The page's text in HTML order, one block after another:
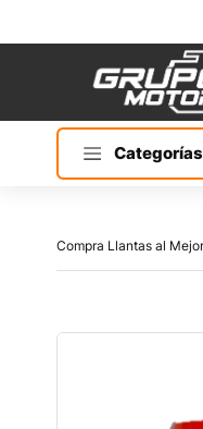
Categorías
Compra Llantas al